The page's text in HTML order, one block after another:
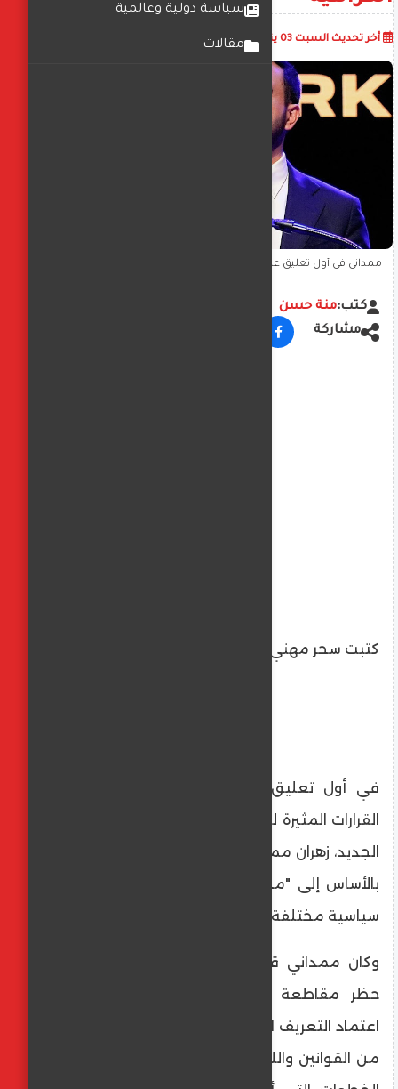
سياسة دولية وعالمية
مقالات أخر تحديث السبت 03 يناير 2026 10:48:09 ص
ممداني في أول تعليق على قراراته بشأن إسرائيل: "نسعى لعهد جديد
كتب:منة حسن
مشاركة
كتبت سحر مهني
​في أول تعليق رسمي له بعد سلسلة من
القرارات المثيرة للجدل، أكد رئيس بلدية نيويورك
الجديد، زهران ممداني، أن توجهاته الأخيرة تهدف
بالأساس إلى "محاربة الكراهية" وتدشين مرحلة
سياسية مختلفة في المدينة.
​وكان ممداني قد أصدر قرارات تقضي بإلغاء
حظر مقاطعة إسرائيل، بالإضافة إلى حذف
من القوانين واللوائح التنظيمية للمدينة، وهي